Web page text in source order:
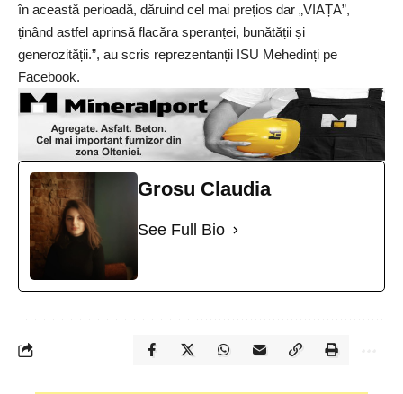
în această perioadă, dăruind cel mai prețios dar „VIAȚA”,
ținând astfel aprinsă flacăra speranței, bunătății și
generozității.”, au scris reprezentanții ISU Mehedinți pe
Facebook.
Grosu Claudia
See Full Bio